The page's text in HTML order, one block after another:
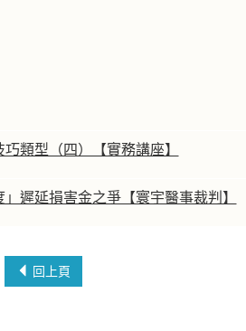
類型（四）【實務講座】
遲延損害金之爭【寰宇醫事裁判】
回上頁